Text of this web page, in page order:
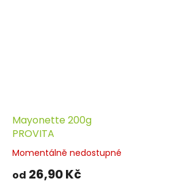
Mayonette 200g
PROVITA
Momentálně nedostupné
od 26,90 Kč